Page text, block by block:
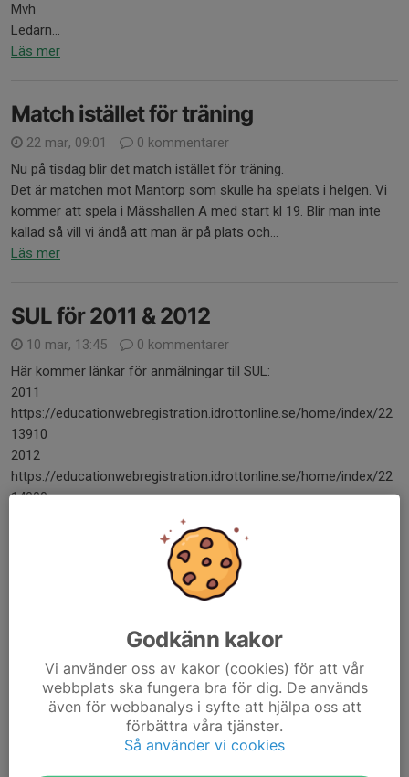
Mvh
Ledarn...
Läs mer
Match istället för träning
22 mar, 09:01
0 kommentarer
Nu på tisdag blir det match istället för träning.
Det är matchen mot Mantorp som skulle ha spelats i helgen. Vi
kommer att spela i Mässhallen A med start kl 19. Blir man inte
kallad så vill vi ändå att man är på plats och...
Läs mer
SUL för 2011 & 2012
10 mar, 13:45
0 kommentarer
Här kommer länkar för anmälningar till SUL:
2011
https://educationwebregistration.idrottonline.se/home/index/22
13910
2012
https://educationwebregistration.idrottonline.se/home/index/22
14000
Matcherna 28/2
Vi flyttar runt våra matcher på lördag så att vi får ihop lag till alla
matcher. Det är flera som är sjuka eller bortresta så vi behöver
pussla lite. Matchflyttar är inskickade till förbundet ikväll, så det
syns inga...
Godkänn kakor
Vi använder oss av kakor (cookies) för att vår
webbplats ska fungera bra för dig. De används
även för webbanalys i syfte att hjälpa oss att
förbättra våra tjänster.
Så använder vi cookies